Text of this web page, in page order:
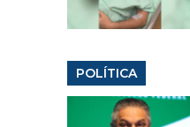
POLÍTICA